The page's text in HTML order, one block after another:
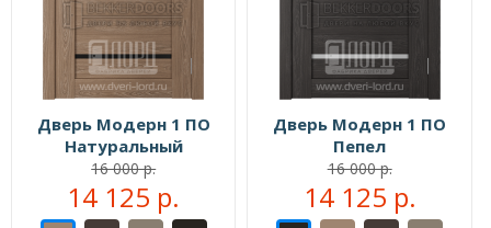
Дверь Модерн 1 ПО
Натуральный
16 000 р.
14 125 р.
Дверь Модерн 1 ПО
Пепел
16 000 р.
14 125 р.